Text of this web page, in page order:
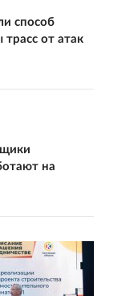
способ
от атак
на